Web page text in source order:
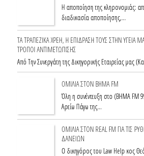
Η αποποίηση της κληρονομιάς:
διαδικασία αποποίησης,…
ΤΑ ΤΡΑΠΕΖΙΚΑ ΧΡΕΗ, Η ΕΠΙΔΡΑΣΗ ΤΟΥΣ ΣΤΗΝ ΥΓΕΙΑ
ΤΡΟΠΟΙ ΑΝΤΙΜΕΤΩΠΙΣΗΣ
Από Την Συνεργάτη της Δικηγορικής Εταιρείας μας
ΟΜΙΛΙΑ ΣΤΟΝ ΒΗΜΑ FM
Όλη η συνέντευξη στο (ΒΗΜΑ FM
Αρείω Πάγω της…
ΟΜΙΛΙΑ ΣΤΟN REAL FM ΓΙΑ ΤΙΣ
ΔΑΝΕΙΩΝ
Ο δικηγόρος του Law Help κος